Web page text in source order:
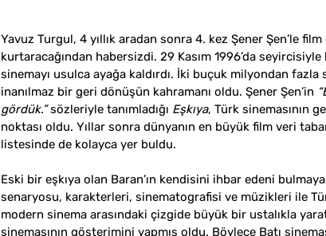
Yavuz Turgul, 4 yıllık aradan sonra 4. kez Şener Şen’le
kurtaracağından habersizdi. 29 Kasım 1996’da
sinemayı usulca ayağa kaldırdı. İki buçuk milyondan
inanılmaz bir geri dönüşün kahramanı oldu. Şener Şen’in
gördük.” sözleriyle tanımladığı Eşkıya, Türk sinemasının
noktası oldu. Yıllar sonra dünyanın en büyük film veri
listesinde de kolayca yer buldu.
Eski bir eşkıya olan Baran’ın kendisini ihbar edeni
senaryosu, karakterleri, sinematografisi ve müzikleri ile
modern sinema arasındaki çizgide büyük bir ustalıkla
sinemasının gösterimini yapmış oldu. Böylece Batı